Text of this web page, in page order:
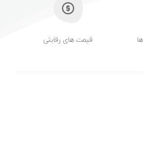
قیمت های رقابتی